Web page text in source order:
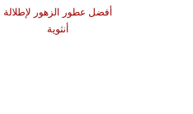
أفضل عطور الزهور لإطلالة
أنثوية